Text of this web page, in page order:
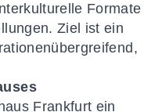
Formate
Ziel ist ein
Frankfurt ein